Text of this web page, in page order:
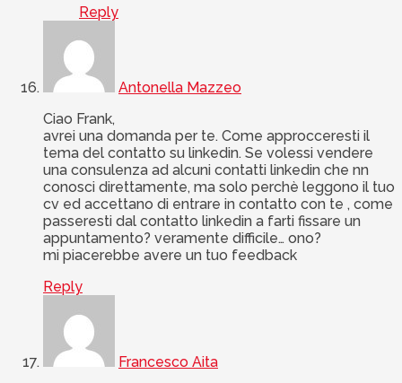
Reply
Antonella Mazzeo
Ciao Frank,
avrei una domanda per te. Come approcceresti il
tema del contatto su linkedin. Se volessi vendere
una consulenza ad alcuni contatti linkedin che nn
conosci direttamente, ma solo perchè leggono il tuo
cv ed accettano di entrare in contatto con te , come
passeresti dal contatto linkedin a farti fissare un
appuntamento? veramente difficile… ono?
mi piacerebbe avere un tuo feedback
Reply
Francesco Aita